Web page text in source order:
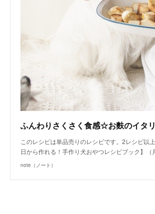
このレシピは単品売りのレシピです。2レシピ以
日から作れる！手作り犬おやつレシピブック】
note（ノート）